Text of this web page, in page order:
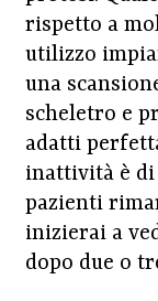
rispetto a
utilizzo
una
scheletro e
adatti
inattività è di
pazienti
inizierai a
dopo due o